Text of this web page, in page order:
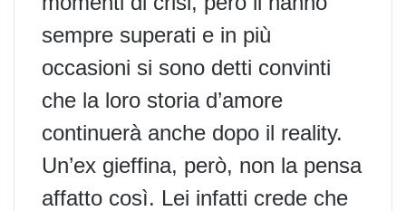
sempre superati e in più
occasioni si sono detti convinti
che la loro storia d’amore
continuerà anche dopo il reality.
Un’ex gieffina, però, non la pensa
affatto così. Lei infatti crede che